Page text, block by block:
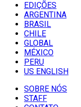
EDIÇÕES
ARGENTINA
BRASIL
CHILE
GLOBAL
MÉXICO
PERU
US ENGLISH
SOBRE NÓS
STAFF